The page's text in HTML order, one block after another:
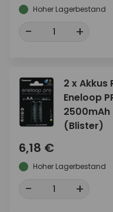
Hoher Lagerbestand
- +
2 x Akkus
Eneloop
2500mAh
(Blister)
6,18 €
Hoher Lagerbestand
- +